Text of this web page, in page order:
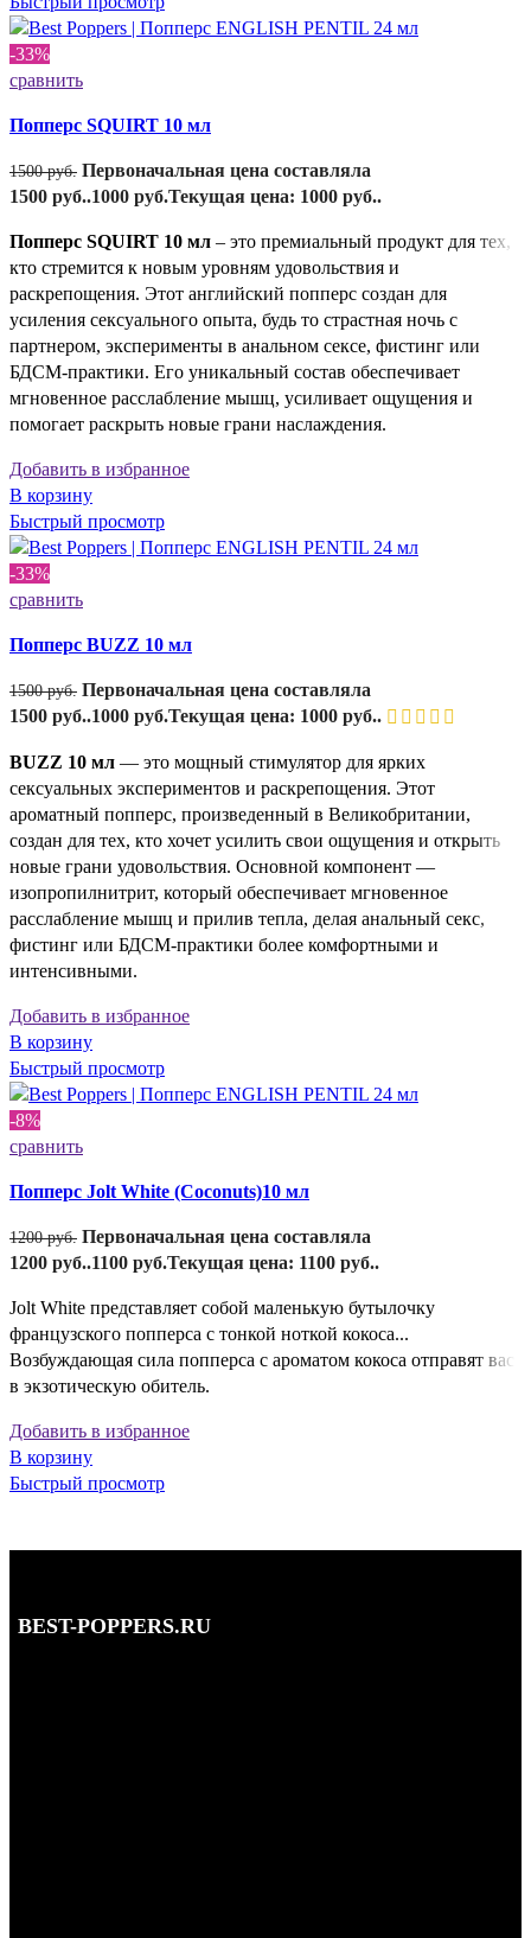
-33%
сравнить
Попперс SQUIRT 10 мл
1500руб. Первоначальная цена составляла
1500 руб..1000 руб.Текущая цена: 1000 руб..
Попперс SQUIRT 10 мл – это премиальный продукт для тех,
кто стремится к новым уровням удовольствия и
раскрепощения. Этот английский попперс создан для
усиления сексуального опыта, будь то страстная ночь с
партнером, эксперименты в анальном сексе, фистинг или
БДСМ-практики. Его уникальный состав обеспечивает
мгновенное расслабление мышц, усиливает ощущения и
помогает раскрыть новые грани наслаждения.
Добавить в избранное
В корзину
Быстрый просмотр
-33%
сравнить
Попперс BUZZ 10 мл
1500руб. Первоначальная цена составляла
1500 руб..1000 руб.Текущая цена: 1000 руб..
BUZZ 10 мл — это мощный стимулятор для ярких
сексуальных экспериментов и раскрепощения. Этот
ароматный попперс, произведенный в Великобритании,
создан для тех, кто хочет усилить свои ощущения и открыть
новые грани удовольствия. Основной компонент —
изопропилнитрит, который обеспечивает мгновенное
расслабление мышц и прилив тепла, делая анальный секс,
фистинг или БДСМ-практики более комфортными и
интенсивными.
Добавить в избранное
В корзину
Быстрый просмотр
-8%
сравнить
Попперс Jolt White (Coconuts)10 мл
1200руб. Первоначальная цена составляла
1200 руб..1100 руб.Текущая цена: 1100 руб..
Jolt White представляет собой маленькую бутылочку
французского попперса с тонкой ноткой кокоса...
Возбуждающая сила попперса с ароматом кокоса отправят вас
в экзотическую обитель.
Добавить в избранное
В корзину
Быстрый просмотр
BEST-POPPERS.RU